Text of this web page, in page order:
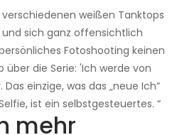
weißen Tanktops
sich ganz offensichtlich
Fotoshooting keinen
über die Serie: 'Ich werde von
einzige, was das „neue Ich“
ist ein selbstgesteuertes. “
mehr